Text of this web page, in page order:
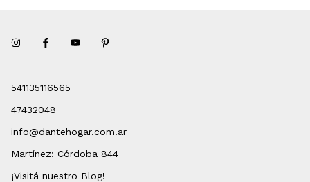
541135116565
47432048
info@dantehogar.com.ar
Martínez: Córdoba 844
¡Visitá nuestro Blog!